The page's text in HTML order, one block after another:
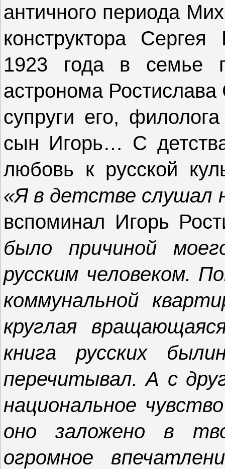
античного периода
конструктора
1923 года в семье
астронома
супруги его,
сын Игорь… С
любовь к русской
«Я в детстве слушал
вспоминал Игорь
было причиной
русским человеком.
коммунальной
круглая
книга русских
перечитывал. А с
национальное
оно заложено в
огромное